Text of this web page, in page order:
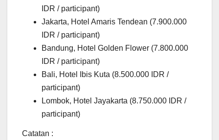
IDR / participant)
Jakarta, Hotel Amaris Tendean (7.900.000
IDR / participant)
Bandung, Hotel Golden Flower (7.800.000
IDR / participant)
Bali, Hotel Ibis Kuta (8.500.000 IDR /
participant)
Lombok, Hotel Jayakarta (8.750.000 IDR /
participant)
Catatan :